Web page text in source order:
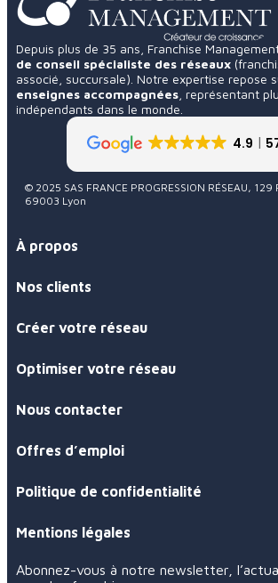
Depuis plus de 35 ans, Franchise
de conseil spécialiste des réseaux
associé, succursale). Notre expertise repose
enseignes accompagnées , représentant
indépendants dans le monde.
4.9
© 2025 SAS FRANCE PROGRESSION RÉSEAU,
69003 Lyon
À propos
Nos clients
Créer votre réseau
Optimiser votre réseau
Nous contacter
Offres d’emploi
Politique de confidentialité
Mentions légales
Abonnez-vous à notre newsletter,